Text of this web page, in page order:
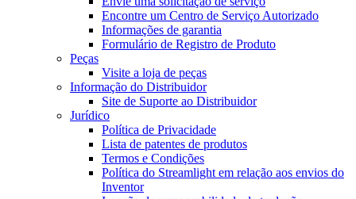
Encontre um Centro de Serviço Autorizado
Informações de garantia
Formulário de Registro de Produto
Peças
Visite a loja de peças
Informação do Distribuidor
Site de Suporte ao Distribuidor
Jurídico
Política de Privacidade
Lista de patentes de produtos
Termos e Condições
Política do Streamlight em relação aos envios do
Inventor